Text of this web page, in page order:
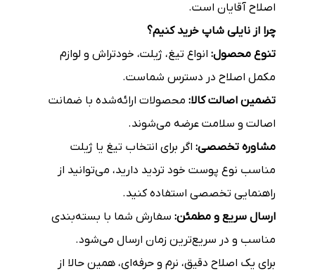
اصلاح آقایان است.
چرا از نایلی شاپ خرید کنیم؟
تنوع محصول: انواع تیغ، ژیلت، خودتراش و لوازم
مکمل اصلاح در دسترس شماست.
تضمین اصالت کالا: محصولات ارائه‌شده با ضمانت
اصالت و سلامت عرضه می‌شوند.
مشاوره تخصصی: اگر برای انتخاب تیغ یا ژیلت
مناسب نوع پوست خود تردید دارید، می‌توانید از
راهنمایی تخصصی استفاده کنید.
ارسال سریع و مطمئن: سفارش شما با بسته‌بندی
مناسب و در سریع‌ترین زمان ارسال می‌شود.
برای یک اصلاح دقیق، نرم و حرفه‌ای، همین حالا از